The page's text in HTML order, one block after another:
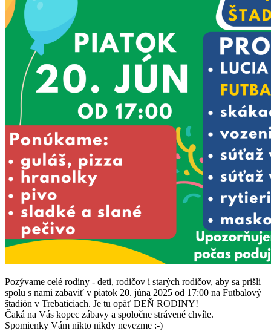
Pozývame celé rodiny - deti, rodičov i starých rodičov, aby sa prišli
spolu s nami zabaviť v piatok 20. júna 2025 od 17:00 na Futbalový
štadión v Trebaticiach. Je tu opäť DEŇ RODINY!
Čaká na Vás kopec zábavy a spoločne strávené chvíle.
Spomienky Vám nikto nikdy nevezme :-)